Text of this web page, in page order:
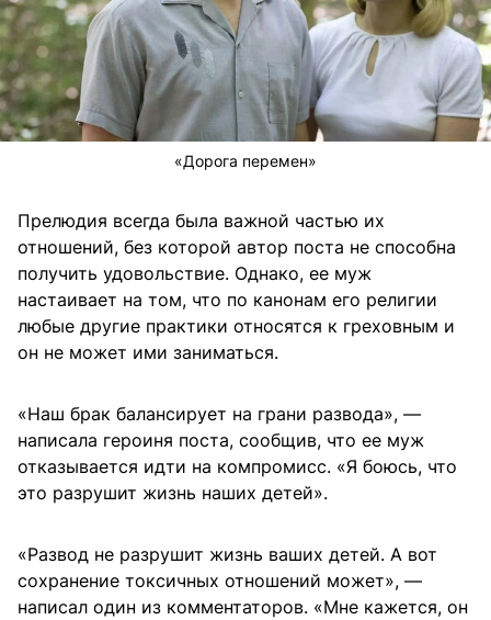
«Дорога перемен»
Прелюдия всегда была важной частью их
отношений, без которой автор поста не способна
получить удовольствие. Однако, ее муж
настаивает на том, что по канонам его религии
любые другие практики относятся к греховным и
он не может ими заниматься.
«Наш брак балансирует на грани развода», —
написала героиня поста, сообщив, что ее муж
отказывается идти на компромисс. «Я боюсь, что
это разрушит жизнь наших детей».
«Развод не разрушит жизнь ваших детей. А вот
сохранение токсичных отношений может», —
написал один из комментаторов. «Мне кажется, он